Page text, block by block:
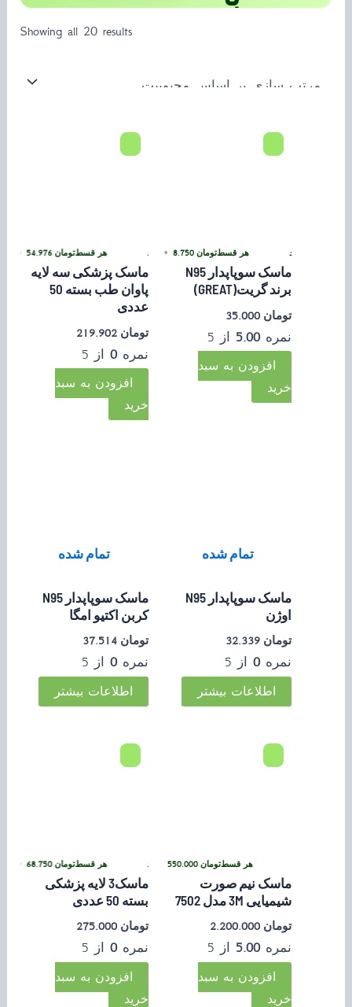
Showing all 20 results
هر قسطتومان8.750
• خرید قسطی با ترب‌پی بدون کارمزد بدون کارمزد
ماسک سوپاپدار N95
برند گریت(GREAT)
تومان 35.000
نمره5.00 از 5
افزودن به سبد
خرید
هر قسطتومان54.976
• • خرید قسطی با ترب‌پی بدون کارمزد
ماسک پزشکی سه لایه
پاوان طب بسته 50
عددی
تومان 219.902
نمره0 از 5
افزودن به سبد
خرید
تمام شده
ماسک سوپاپدار N95
اوژن
تومان 32.339
نمره0 از 5
اطلاعات بیشتر
تمام شده
ماسک سوپاپدار N95
کربن اکتیو امگا
تومان 37.514
نمره0 از 5
اطلاعات بیشتر
هر قسطتومان550.000
• خرید قسطی با ترب‌پی بدون کارمزد
ماسک نیم صورت
شیمیایی 3M مدل 7502
تومان 2.200.000
نمره5.00 از 5
افزودن به سبد
خرید
هر قسطتومان68.750
• خرید قسطی با ترب‌پی بدون کارمزد
ماسک3 لایه پزشکی
بسته 50 عددی
تومان 275.000
نمره0 از 5
افزودن به سبد
خرید